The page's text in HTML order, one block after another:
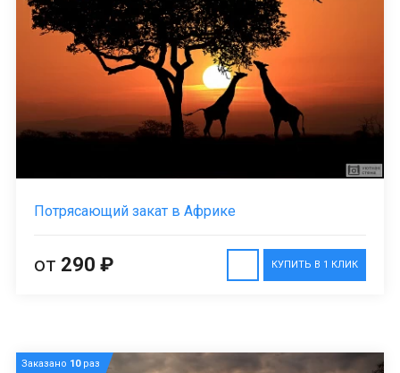
Потрясающий закат в Африке
КУПИТЬ В 1 КЛИК
от 290 ₽
Заказано 10раз